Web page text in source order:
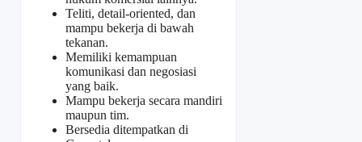
Teliti, detail-oriented, dan
mampu bekerja di bawah
tekanan.
Memiliki kemampuan
komunikasi dan negosiasi
yang baik.
Mampu bekerja secara mandiri
maupun tim.
Bersedia ditempatkan di